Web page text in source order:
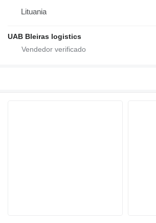
Lituania
UAB Bleiras logistics